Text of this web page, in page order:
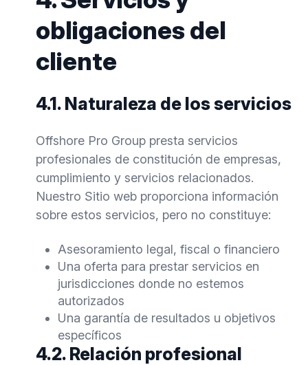
obligaciones del
cliente
4.1. Naturaleza de los servicios
Offshore Pro Group presta servicios
profesionales de constitución de empresas,
cumplimiento y servicios relacionados.
Nuestro Sitio web proporciona información
sobre estos servicios, pero no constituye:
Asesoramiento legal, fiscal o financiero
Una oferta para prestar servicios en
jurisdicciones donde no estemos
autorizados
Una garantía de resultados u objetivos
específicos
4.2. Relación profesional